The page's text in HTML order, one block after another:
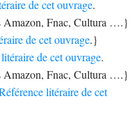
de cet ouvrage.
Amazon, Fnac, Cultura ….}
de cet ouvrage.}
de cet ouvrage.
Amazon, Fnac, Cultura ….}
litéraire de cet